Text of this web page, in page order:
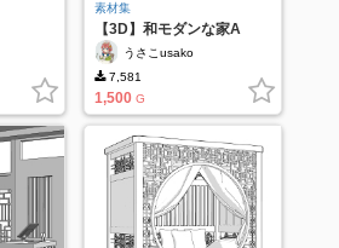
素材集
【3D】和モダンな家A
うさこusako
7,581
1,500 G